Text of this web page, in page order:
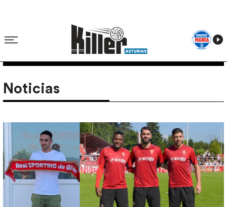
Noticias